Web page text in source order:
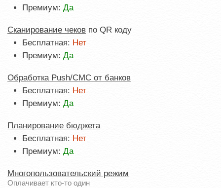
Премиум: Да
Сканирование чеков по QR коду
Бесплатная: Нет
Премиум: Да
Обработка Push/СМС от банков
Бесплатная: Нет
Премиум: Да
Планирование бюджета
Бесплатная: Нет
Премиум: Да
Многопользовательский режим
Оплачивает кто-то один